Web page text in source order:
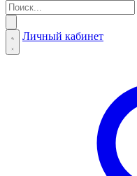
Личный кабинет